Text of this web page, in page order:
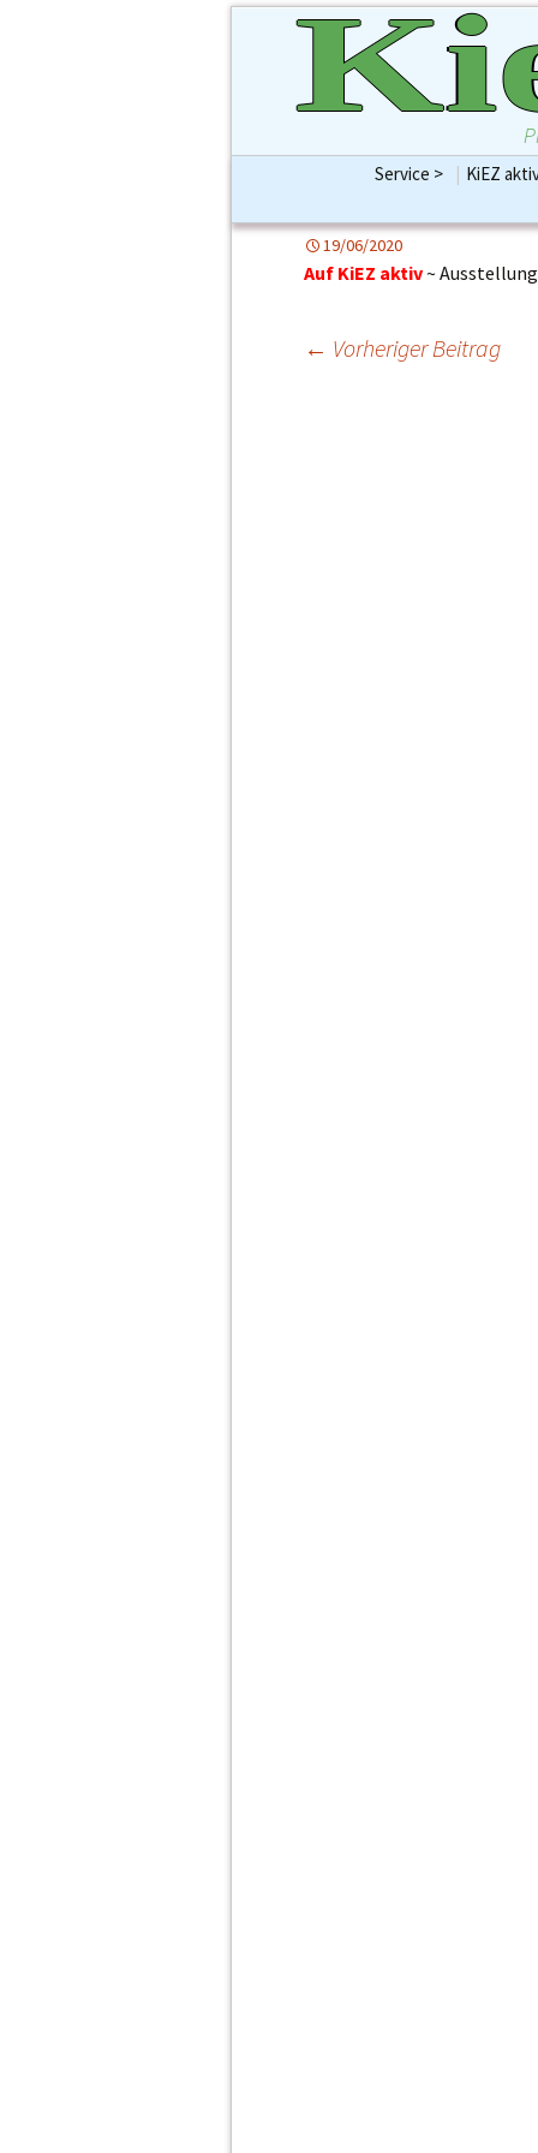
Service >
|
Preise & Größen für
Werbung Ihrer
Aufmerksamkeits-
KiEZ
19/06/2020
Auf KiEZ aktiv~
← Vorheriger Beitrag